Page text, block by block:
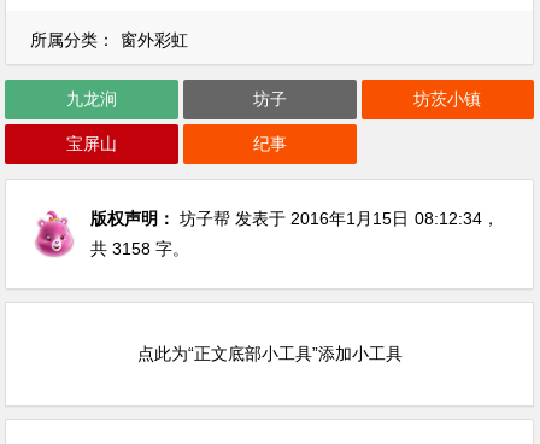
所属分类： 窗外彩虹
九龙涧 坊子 坊茨小镇
宝屏山 纪事
版权声明： 坊子帮 发表于 2016年1月15日 08:12:34 ，
共 3158 字。
点此为“正文底部小工具”添加小工具